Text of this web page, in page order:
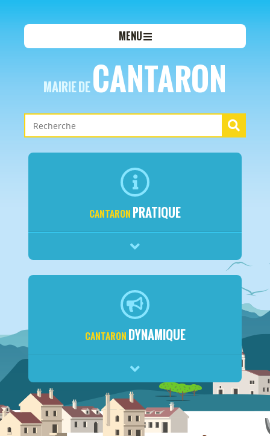
MENU
MAIRIE DECANTARON
CANTARON PRATIQUE
CANTARON DYNAMIQUE